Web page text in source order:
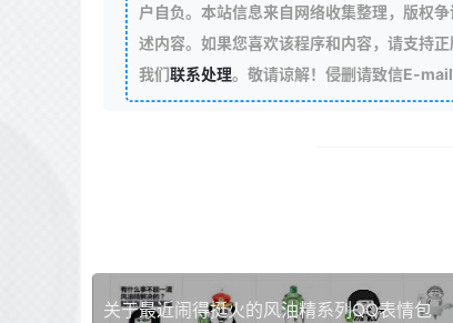
户自负。本站信息来自网络收集整理，版权
述内容。如果您喜欢该程序和内容，请支持
我们联系处理。敬请谅解！侵删请致信E-
关于最近闹得挺火的风油精系列QQ表情包